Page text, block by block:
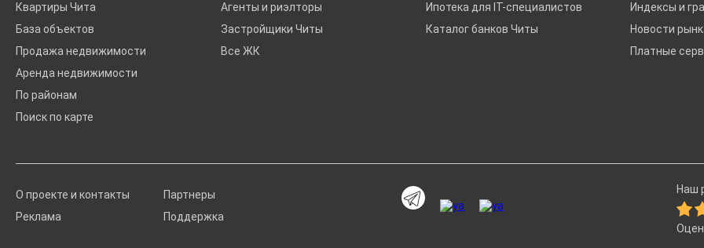
Квартиры Чита
База объектов
Продажа недвижимости
Аренда недвижимости
По районам
Поиск по карте
Агенты и риэлторы
Застройщики Читы
Все ЖК
Ипотека для IT-специалистов
Каталог банков Читы
Индексы и
Новости
Платные
О проекте и контакты
Реклама
Партнеры
Поддержка
Наш